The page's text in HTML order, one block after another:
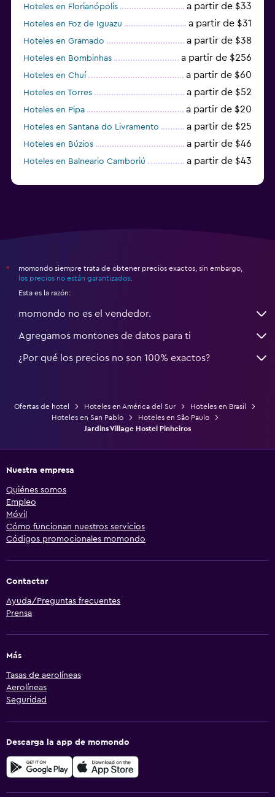
Hoteles en Florianópolis a partir de $33
Hoteles en Foz de Iguazu a partir de $31
Hoteles en Gramado a partir de $38
Hoteles en Bombinhas a partir de $256
Hoteles en Chuí a partir de $60
Hoteles en Torres a partir de $52
Hoteles en Pipa a partir de $20
Hoteles en Santana do Livramento a partir de $25
Hoteles en Búzios a partir de $46
Hoteles en Balneario Camboriú a partir de $43
*
momondo siempre trata de obtener precios exactos, sin embargo,
los precios no están garantizados
Esta es la razón:
momondo no es el vendedor.
Agregamos montones de datos para ti
¿Por qué los precios no son 100% exactos?
Ofertas de hotel Hoteles en América del Sur
Hoteles en Brasil
Hoteles en San Pablo
Hoteles en São Paulo
Jardins Village Hostel Pinheiros
Nuestra empresa
Quiénes somos
Empleo
Móvil
Cómo funcionan nuestros servicios
Códigos promocionales momondo
Contactar
Ayuda/Preguntas frecuentes
Prensa
Más
Tasas de aerolíneas
Aerolíneas
Seguridad
Descarga la app de momondo